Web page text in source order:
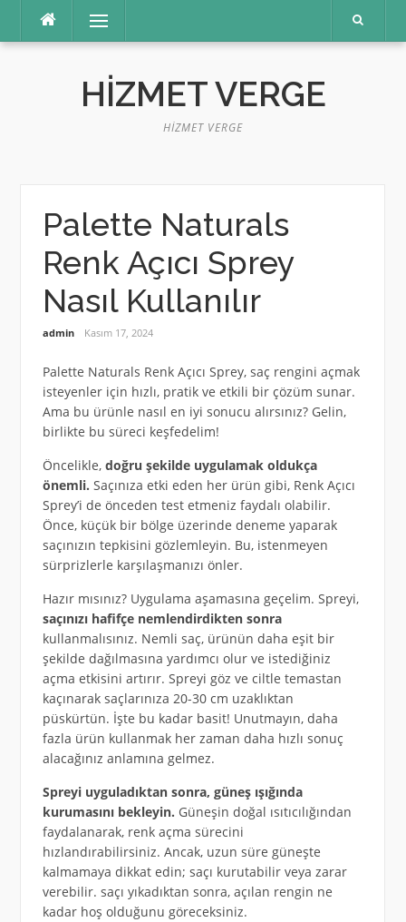
Menü
HIZMET VERGE
HIZMET VERGE
Palette Naturals
Renk Açıcı Sprey
Nasıl Kullanılır
admin Kasım 17, 2024
Palette Naturals Renk Açıcı Sprey, saç rengini açmak
isteyenler için hızlı, pratik ve etkili bir çözüm sunar.
Ama bu ürünle nasıl en iyi sonucu alırsınız? Gelin,
birlikte bu süreci keşfedelim!
Öncelikle, doğru şekilde uygulamak oldukça
önemli. Saçınıza etki eden her ürün gibi, Renk Açıcı
Sprey’i de önceden test etmeniz faydalı olabilir.
Önce, küçük bir bölge üzerinde deneme yaparak
saçınızın tepkisini gözlemleyin. Bu, istenmeyen
sürprizlerle karşılaşmanızı önler.
Hazır mısınız? Uygulama aşamasına geçelim. Spreyi,
saçınızı hafifçe nemlendirdikten sonra
kullanmalısınız. Nemli saç, ürünün daha eşit bir
şekilde dağılmasına yardımcı olur ve istediğiniz
açma etkisini artırır. Spreyi göz ve ciltle temastan
kaçınarak saçlarınıza 20-30 cm uzaklıktan
püskürtün. İşte bu kadar basit! Unutmayın, daha
fazla ürün kullanmak her zaman daha hızlı sonuç
alacağınız anlamına gelmez.
Spreyi uyguladıktan sonra, güneş ışığında
kurumasını bekleyin. Güneşin doğal ısıtıcılığından
faydalanarak, renk açma sürecini
hızlandırabilirsiniz. Ancak, uzun süre güneşte
kalmamaya dikkat edin; saçı kurutabilir veya zarar
verebilir. saçı yıkadıktan sonra, açılan rengin ne
kadar hoş olduğunu göreceksiniz.